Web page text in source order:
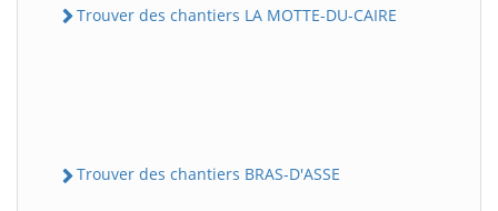
Trouver des chantiers LA MOTTE-DU-CAIRE
Trouver des chantiers BRAS-D'ASSE